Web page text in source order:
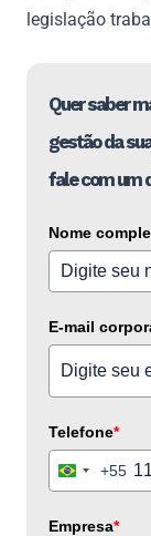
legislação
Quer saber
gestão da
fale com um
Nome
E-mail
Telefone*
Brazil+55
Empresa*